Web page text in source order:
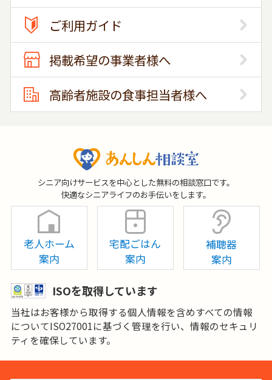
ご利用ガイド
掲載希望の事業者様へ
高齢者施設の食事担当者様へ
シニア向けサービスを中心とした無料の相談窓口です。
快適なシニアライフのお手伝いをします。
老人ホーム
案内
宅配ごはん
案内
補聴器
案内
ISOを取得しています
当社はお客様から取得する個人情報を含めすべての情報
についてISO27001に基づく管理を行い、情報のセキュリ
ティを確保しています。